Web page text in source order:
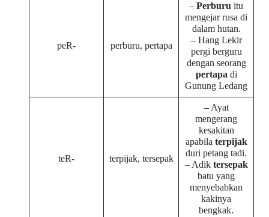
peR- perburu, pertapa
– Perburu itu
mengejar rusa di
dalam hutan.
– Hang Lekir
pergi berguru
dengan seorang
pertapadi
Gunung Ledang
teR- terpijak, tersepak
– Ayat
mengerang
kesakitan
apabila terpijak
duri petang tadi.
– Adik tersepak
batu yang
menyebabkan
kakinya
bengkak.